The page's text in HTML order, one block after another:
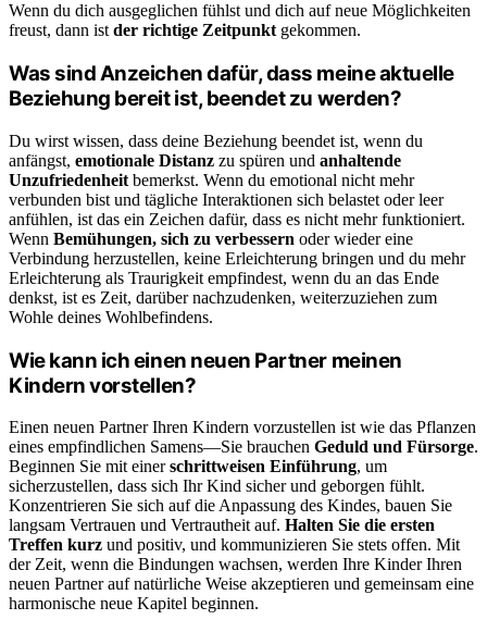
Wenn du dich ausgeglichen fühlst und dich auf neue Möglichkeiten
freust, dann istder richtige Zeitpunktgekommen.
Was sind Anzeichen dafür, dass meine aktuelle
Beziehung bereit ist, beendet zu werden?
Du wirst wissen, dass deine Beziehung beendet ist, wenn du
anfängst, emotionale Distanz zu spüren und anhaltende
Unzufriedenheit bemerkst. Wenn du emotional nicht mehr
verbunden bist und tägliche Interaktionen sich belastet oder leer
anfühlen, ist das ein Zeichen dafür, dass es nicht mehr funktioniert.
Wenn Bemühungen, sich zu verbessern oder wieder eine
Verbindung herzustellen, keine Erleichterung bringen und du mehr
Erleichterung als Traurigkeit empfindest, wenn du an das Ende
denkst, ist es Zeit, darüber nachzudenken, weiterzuziehen zum
Wohle deines Wohlbefindens.
Wie kann ich einen neuen Partner meinen
Kindern vorstellen?
Einen neuen Partner Ihren Kindern vorzustellen ist wie das Pflanzen
eines empfindlichen Samens—Sie brauchen Geduld und Fürsorge.
Beginnen Sie mit einerschrittweisen Einführung, um
sicherzustellen, dass sich Ihr Kind sicher und geborgen fühlt.
Konzentrieren Sie sich auf die Anpassung des Kindes, bauen Sie
langsam Vertrauen und Vertrautheit auf. Halten Sie die ersten
Treffen kurz und positiv, und kommunizieren Sie stets offen. Mit
der Zeit, wenn die Bindungen wachsen, werden Ihre Kinder Ihren
neuen Partner auf natürliche Weise akzeptieren und gemeinsam eine
harmonische neue Kapitel beginnen.